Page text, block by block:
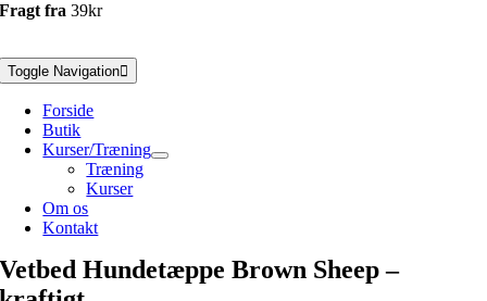
Fragt fra39kr
Toggle Navigation
Forside
Butik
Kurser/Træning
Træning
Kurser
Om os
Kontakt
Vetbed Hundetæppe Brown Sheep –